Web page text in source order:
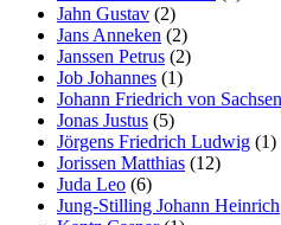
Jahn Gustav (2)
Jans Anneken (2)
Janssen Petrus (2)
Job Johannes (1)
Johann Friedrich von Sachsen
Jonas Justus (5)
Jörgens Friedrich Ludwig (1)
Jorissen Matthias (12)
Juda Leo (6)
Jung-Stilling Johann Heinrich